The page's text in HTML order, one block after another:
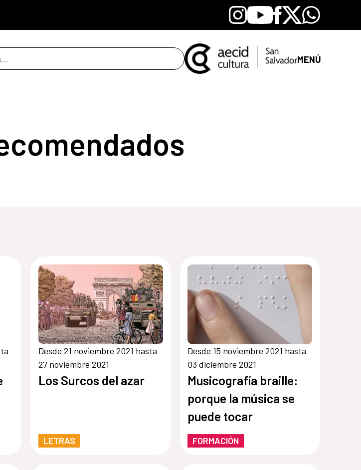
Instagram
YoutubeFacebook
X Whatsapp
MENÚ
Desde 21 noviembre 2021 hasta
27 noviembre 2021
Los Surcos del azar
LETRAS
Desde 15 noviembre 2021 hasta
03 diciembre 2021
Musicografía braille:
porque la música se
puede tocar
FORMACIÓN